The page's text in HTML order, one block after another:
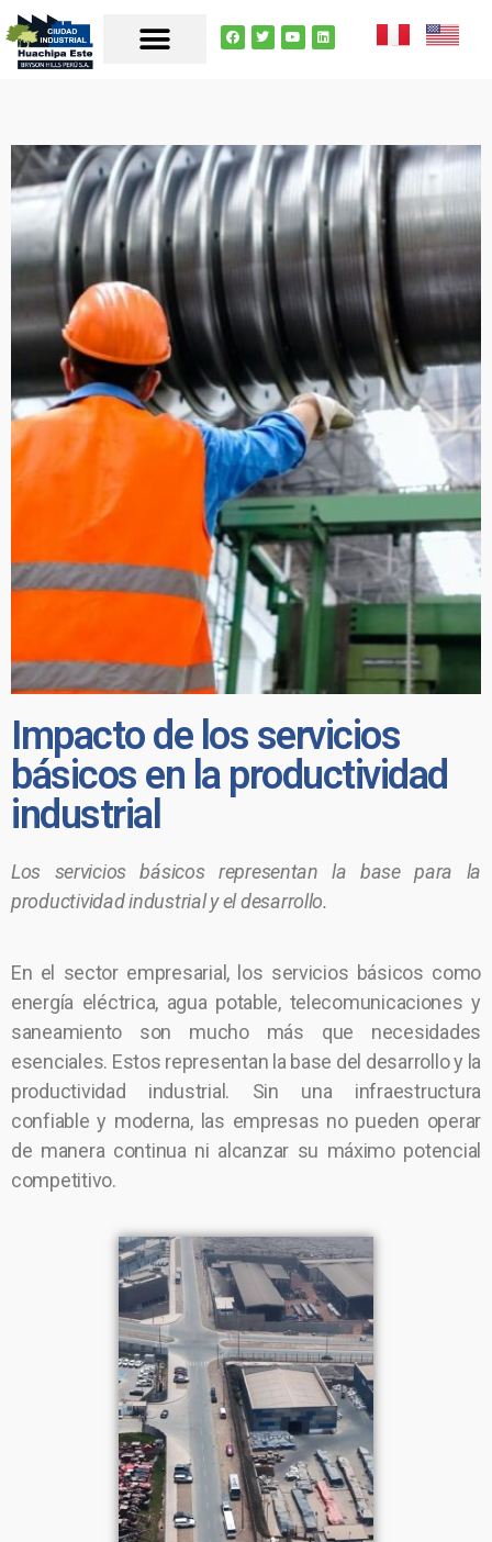
Impacto de los servicios
básicos en la productividad
industrial
Los servicios básicos representan la base para la
productividad industrial y el desarrollo.
En el sector empresarial, los servicios básicos como
energía eléctrica, agua potable, telecomunicaciones y
saneamiento son mucho más que necesidades
esenciales. Estos representan la base del desarrollo y la
productividad industrial. Sin una infraestructura
confiable y moderna, las empresas no pueden operar
de manera continua ni alcanzar su máximo potencial
competitivo.